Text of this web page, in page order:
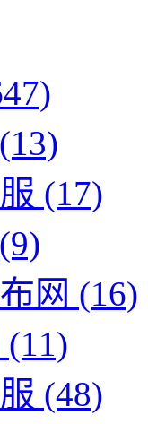
(13)
(17)
(9)
网 (16)
(11)
(48)